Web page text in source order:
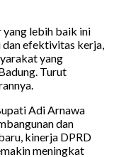
yang lebih baik ini
efektivitas kerja,
yang
Turut
Adi Arnawa
dan
kinerja DPRD
meningkat